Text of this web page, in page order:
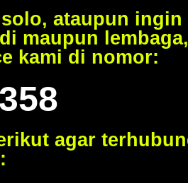
ataupun ingin
maupun lembaga,
kami di nomor:
agar